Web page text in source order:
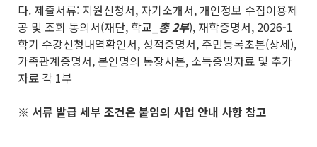
다. 제출서류: 지원신청서, 자기소개서, 개인정보 수집이용제
공 및 조회 동의서(재단, 학교_ 총2부), 재학증명서, 2026-1
학기 수강신청내역확인서, 성적증명서, 주민등록초본(상세),
가족관계증명서, 본인명의 통장사본, 소득증빙자료 및 추가
자료 각 1부
※ 서류 발급 세부 조건은 붙임의 사업 안내 사항 참고